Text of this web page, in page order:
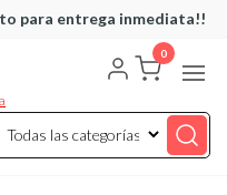
para entrega inmediata!!
0